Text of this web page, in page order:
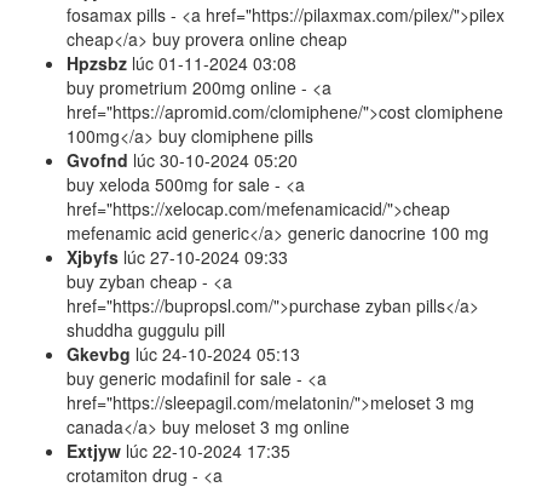
fosamax pills - <a href="https://pilaxmax.com/pilex/">pilex
cheap</a> buy provera online cheap
Hpzsbz lúc 01-11-2024 03:08
buy prometrium 200mg online - <a
href="https://apromid.com/clomiphene/">cost clomiphene
100mg</a> buy clomiphene pills
Gvofnd lúc 30-10-2024 05:20
buy xeloda 500mg for sale - <a
href="https://xelocap.com/mefenamicacid/">cheap
mefenamic acid generic</a> generic danocrine 100 mg
Xjbyfs lúc 27-10-2024 09:33
buy zyban cheap - <a
href="https://bupropsl.com/">purchase zyban pills</a>
shuddha guggulu pill
Gkevbg lúc 24-10-2024 05:13
buy generic modafinil for sale - <a
href="https://sleepagil.com/melatonin/">meloset 3 mg
canada</a> buy meloset 3 mg online
Extjyw lúc 22-10-2024 17:35
crotamiton drug - <a